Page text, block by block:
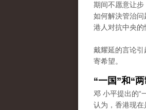
期间不愿意让
如何解決管治问
港人对抗中央的
戴耀延的言论
寄希望。
“一国”和“两
邓 小平提出的“
认为，香港现